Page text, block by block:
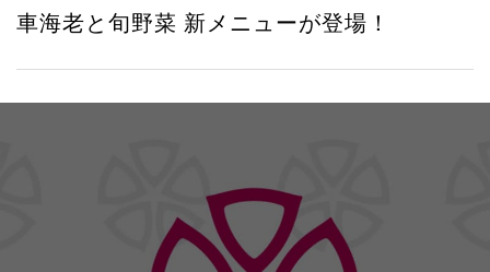
車海老と旬野菜 新メニューが登場！